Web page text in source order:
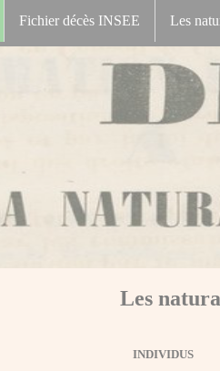
Fichier décès INSEE Les
Les
INDIVIDUS